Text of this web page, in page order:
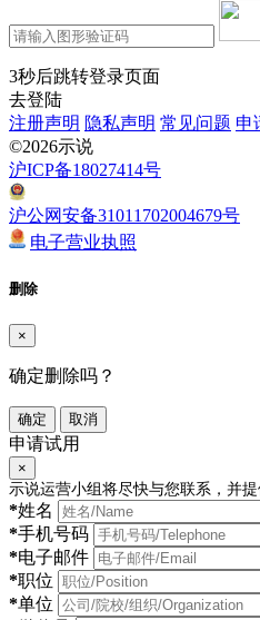
3秒后跳转登录页面
去登陆
注册声明 隐私声明 常见问题 申
©2026示说
沪ICP备18027414号
沪公网安备31011702004679号
电子营业执照
删除
×
确定删除吗？
确定 取消
申请试用
×
示说运营小组将尽快与您联系，并
*姓名
*手机号码
*电子邮件
*职位
*单位